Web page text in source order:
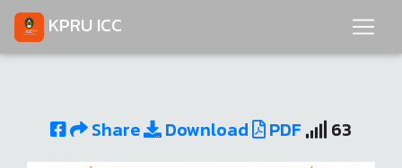
KPRU ICC
Share Download PDF 63